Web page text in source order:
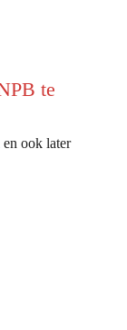
te
en ook later